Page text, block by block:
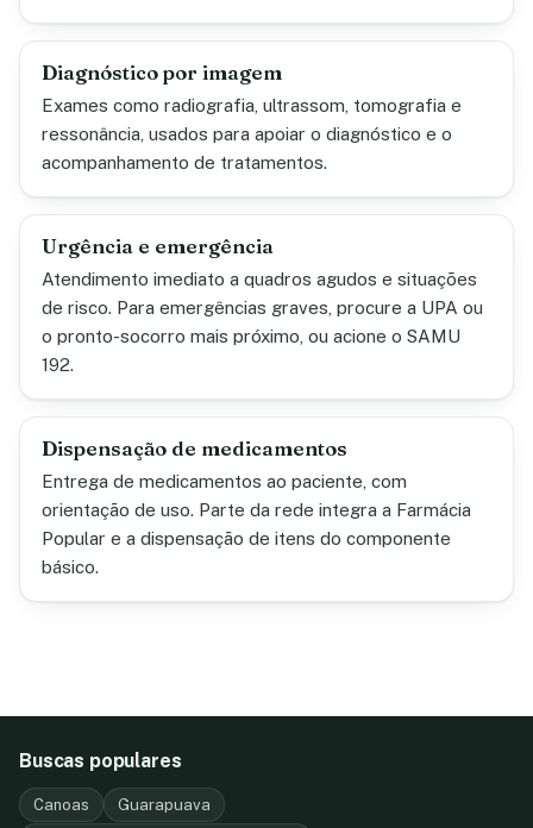
Diagnóstico por imagem
Exames como radiografia, ultrassom, tomografia e
ressonância, usados para apoiar o diagnóstico e o
acompanhamento de tratamentos.
Urgência e emergência
Atendimento imediato a quadros agudos e situações
de risco. Para emergências graves, procure a UPA ou
o pronto-socorro mais próximo, ou acione o SAMU
192.
Dispensação de medicamentos
Entrega de medicamentos ao paciente, com
orientação de uso. Parte da rede integra a Farmácia
Popular e a dispensação de itens do componente
básico.
Buscas populares
Canoas Guarapuava